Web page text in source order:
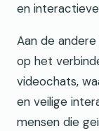
en
Aan de
op het
videochats,
en veilige
mensen die